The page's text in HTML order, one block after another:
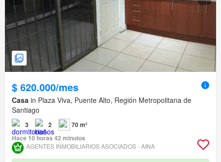
$ 620.000/mes
Casa in Plaza Viva, Puente Alto, Región Metropolitana de
Santiago
3 2
70 m²
Hace 10 horas 42 minutos
AGENTES INMOBILIARIOS ASOCIADOS - AINA